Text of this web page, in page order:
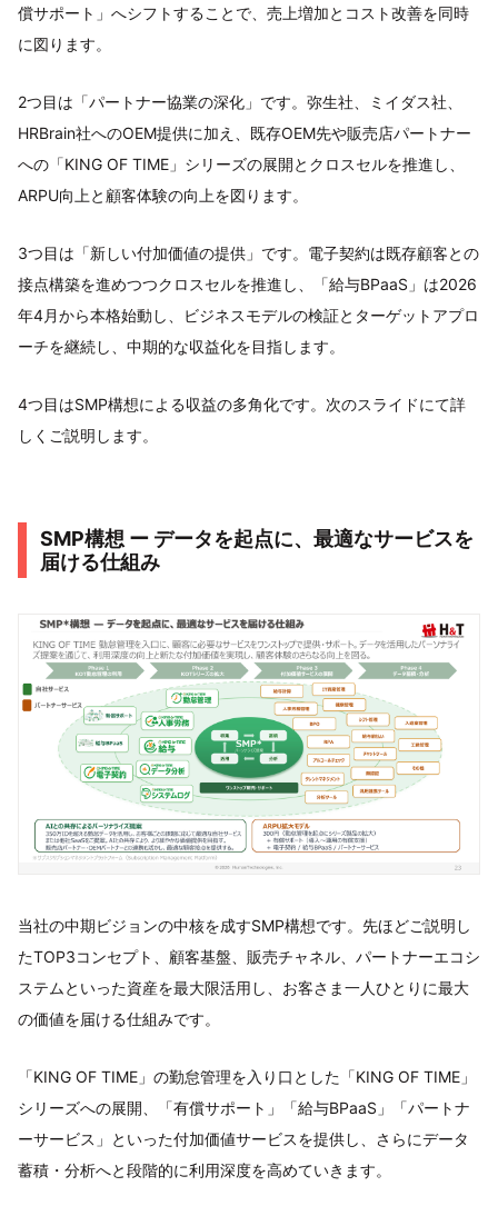
償サポート」へシフトすることで、売上増加とコスト改善を同時
に図ります。
2つ目は「パートナー協業の深化」です。弥生社、ミイダス社、
HRBrain社へのOEM提供に加え、既存OEM先や販売店パートナー
への「KING OF TIME」シリーズの展開とクロスセルを推進し、
ARPU向上と顧客体験の向上を図ります。
3つ目は「新しい付加価値の提供」です。電子契約は既存顧客との
接点構築を進めつつクロスセルを推進し、「給与BPaaS」は2026
年4月から本格始動し、ビジネスモデルの検証とターゲットアプロ
ーチを継続し、中期的な収益化を目指します。
4つ目はSMP構想による収益の多角化です。次のスライドにて詳
しくご説明します。
SMP構想 ー データを起点に、最適なサービスを
届ける仕組み
当社の中期ビジョンの中核を成すSMP構想です。先ほどご説明し
たTOP3コンセプト、顧客基盤、販売チャネル、パートナーエコシ
ステムといった資産を最大限活用し、お客さま一人ひとりに最大
の価値を届ける仕組みです。
「KING OF TIME」の勤怠管理を入り口とした「KING OF TIME」
シリーズへの展開、「有償サポート」「給与BPaaS」「パートナ
ーサービス」といった付加価値サービスを提供し、さらにデータ
蓄積・分析へと段階的に利用深度を高めていきます。